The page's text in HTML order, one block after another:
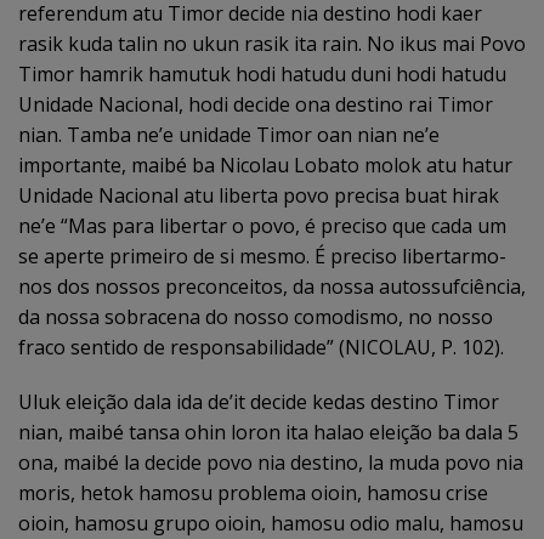
referendum atu Timor decide nia destino hodi kaer
rasik kuda talin no ukun rasik ita rain. No ikus mai Povo
Timor hamrik hamutuk hodi hatudu duni hodi hatudu
Unidade Nacional, hodi decide ona destino rai Timor
nian. Tamba ne’e unidade Timor oan nian ne’e
importante, maibé ba Nicolau Lobato molok atu hatur
Unidade Nacional atu liberta povo precisa buat hirak
ne’e “Mas para libertar o povo, é preciso que cada um
se aperte primeiro de si mesmo. É preciso libertarmo-
nos dos nossos preconceitos, da nossa autossufciência,
da nossa sobracena do nosso comodismo, no nosso
fraco sentido de responsabilidade” (NICOLAU, P. 102).
Uluk eleição dala ida de’it decide kedas destino Timor
nian, maibé tansa ohin loron ita halao eleição ba dala 5
ona, maibé la decide povo nia destino, la muda povo nia
moris, hetok hamosu problema oioin, hamosu crise
oioin, hamosu grupo oioin, hamosu odio malu, hamosu